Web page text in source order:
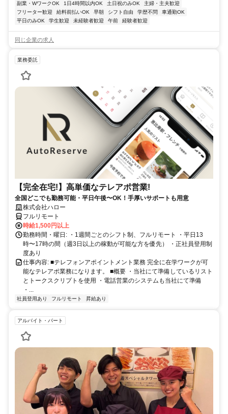
副業・WワークOK
1日4時間以内OK 土日祝のみOK
主婦・主夫歓迎
フリーター歓迎
給料前払いOK 早朝 シフト自由 学歴不問
車通勤OK
平日のみOK
学生歓迎 未経験者歓迎 午前 経験者歓迎
同じ企業の求人
業務委託
【完全在宅!】高単価なテレアポ営業!
全国どこでも勤務可能・平日午後〜OK！手厚いサポートも用意
株式会社ハロー
フルリモート
時給1,500円以上
勤務時間・曜日: ・1週間ごとのシフト制、フルリモート ・平日13
時〜17時の間（週3日以上の稼動が可能な方を優先） ・正社員登用制
度あり
仕事内容: ■テレフォンアポイントメント業務 完全に在学ワークが可
能なテレアポ業務になります。 ■概要 ・当社にて準備しているリスト
とトークスクリプトを使用 ・電話営業のシステムも当社にて準備
・...
社員登用あり フルリモート 昇給あり
アルバイト・パート